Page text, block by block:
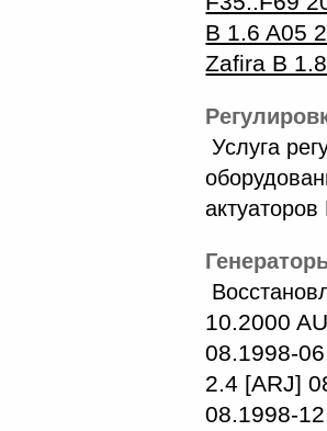
B 1.6 A05
Zafira B
Услуга
10.2000
08.1998-
2.4 [ARJ]
08.1998-